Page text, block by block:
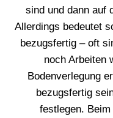
sind und dann auf
Allerdings bedeutet
bezugsfertig – oft
noch Arbeiten
Bodenverlegung
bezugsfertig
festlegen.